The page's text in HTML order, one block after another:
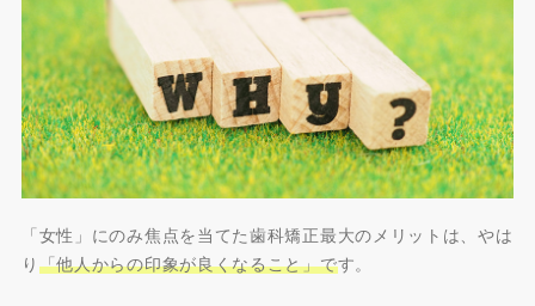
「女性」にのみ焦点を当てた歯科矯正最大のメリットは、やは
り 「他人からの印象が良くなること」です。